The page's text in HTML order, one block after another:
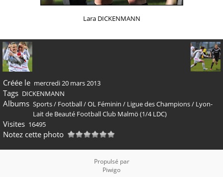
Lara DICKENMANN
Créée le mercredi 20 mars 2013
Tags DICKENMANN
Albums Sports/ Football/OL Féminin / Ligue des Champions/ Lyon-
Lait de Beauté Football Club Malmö (1/4 LDC)
Visites 16495
Notez cette photo
Propulsé par
Piwigo